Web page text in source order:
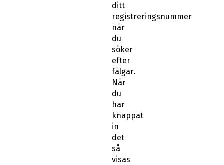
ditt
registreringsnummer
när
du
söker
efter
fälgar.
När
du
har
knappat
in
det
så
visas